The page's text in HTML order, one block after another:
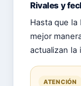
Rivales y
Hasta que
mejor
actualizan la
ATENCIÓN